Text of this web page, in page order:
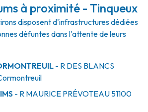
à proximité - Tinqueux
disposent d'infrastructures dédiées
défuntes dans l'attente de leurs
- R DES BLANCS
- R MAURICE PRÉVOTEAU 51100